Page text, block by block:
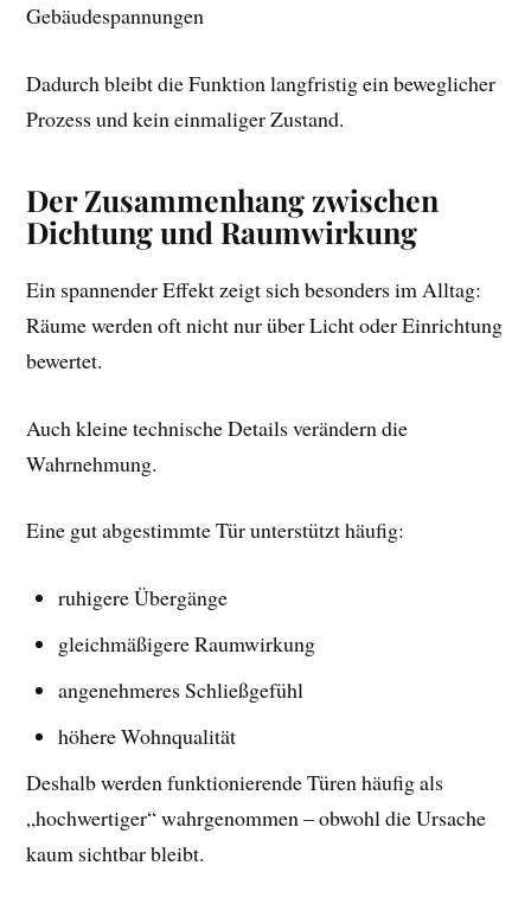
Gebäudespannungen
Dadurch bleibt die Funktion langfristig ein beweglicher
Prozess und kein einmaliger Zustand.
Der Zusammenhang zwischen
Dichtung und Raumwirkung
Ein spannender Effekt zeigt sich besonders im Alltag:
Räume werden oft nicht nur über Licht oder Einrichtung
bewertet.
Auch kleine technische Details verändern die
Wahrnehmung.
Eine gut abgestimmte Tür unterstützt häufig:
ruhigere Übergänge
gleichmäßigere Raumwirkung
angenehmeres Schließgefühl
höhere Wohnqualität
Deshalb werden funktionierende Türen häufig als
„hochwertiger“ wahrgenommen – obwohl die Ursache
kaum sichtbar bleibt.